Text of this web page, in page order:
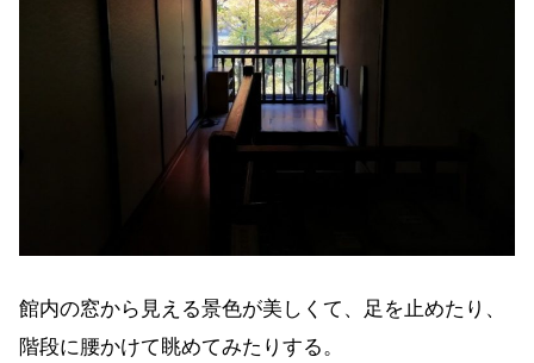
館内の窓から見える景色が美しくて、足を止めたり、
階段に腰かけて眺めてみたりする。